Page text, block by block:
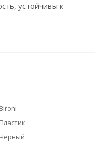
устойчивы к
Bironi
Пластик
Черный